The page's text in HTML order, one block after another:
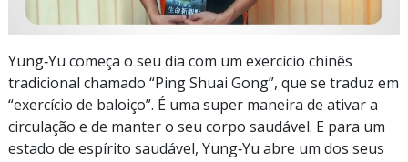
Yung‑Yu começa o seu dia com um exercício chinês
tradicional chamado “Ping Shuai Gong”, que se traduz em
“exercício de baloiço”. É uma super maneira de ativar a
circulação e de manter o seu corpo saudável. E para um
estado de espírito saudável, Yung‑Yu abre um dos seus